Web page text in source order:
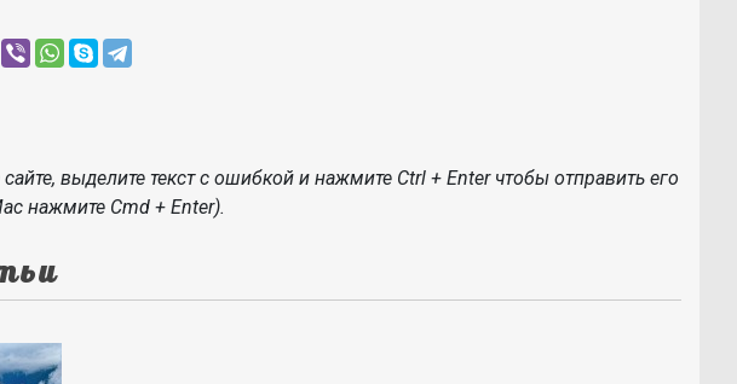
выделите текст с ошибкой и нажмите Ctrl + Enter чтобы отправить его
нажмите Cmd + Enter).